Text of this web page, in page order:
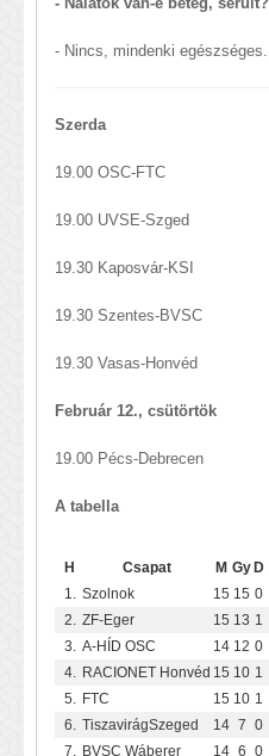
- Nincs, mindenki egészséges.
Szerda
19.00 OSC-FTC
19.00 UVSE-Szged
19.30 Kaposvár-KSI
19.30 Szentes-BVSC
19.30 Vasas-Honvéd
Február 12., csütörtök
19.00 Pécs-Debrecen
A tabella
H Csapat M GyD
1.
Szolnok 15 15 0
2.
ZF-Eger 15 13 1
3.
A-HÍD OSC 14 12 0
4.
RACIONET Honvéd 15 10 1
5.
FTC 15 10 1
6.
TiszavirágSzeged 14 7 0
7.
BVSC Wáberer 14 6 0